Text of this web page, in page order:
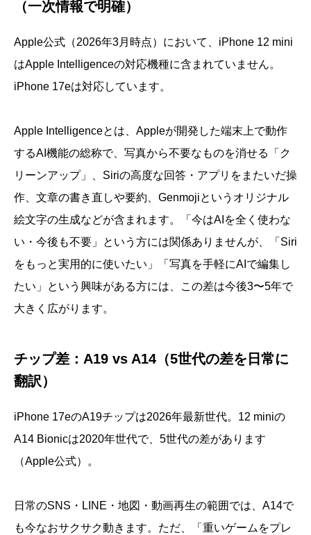
（一次情報で明確）
Apple公式（2026年3月時点）において、iPhone 12 mini
はApple Intelligenceの対応機種に含まれていません。
iPhone 17eは対応しています。
Apple Intelligenceとは、Appleが開発した端末上で動作
するAI機能の総称で、写真から不要なものを消せる「ク
リーンアップ」、Siriの高度な回答・アプリをまたいだ操
作、文章の書き直しや要約、Genmojiというオリジナル
絵文字の生成などが含まれます。「今はAIを全く使わな
い・今後も不要」という方には関係ありませんが、「Siri
をもっと実用的に使いたい」「写真を手軽にAIで編集し
たい」という興味がある方には、この差は今後3〜5年で
大きく広がります。
チップ差：A19 vs A14（5世代の差を日常に
翻訳）
iPhone 17eのA19チップは2026年最新世代。12 miniの
A14 Bionicは2020年世代で、5世代の差があります
（Apple公式）。
日常のSNS・LINE・地図・動画再生の範囲では、A14で
も今なおサクサク動きます。ただ、「重いゲームをプレ